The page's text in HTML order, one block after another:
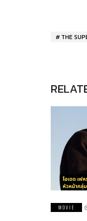
THE
MOVIE